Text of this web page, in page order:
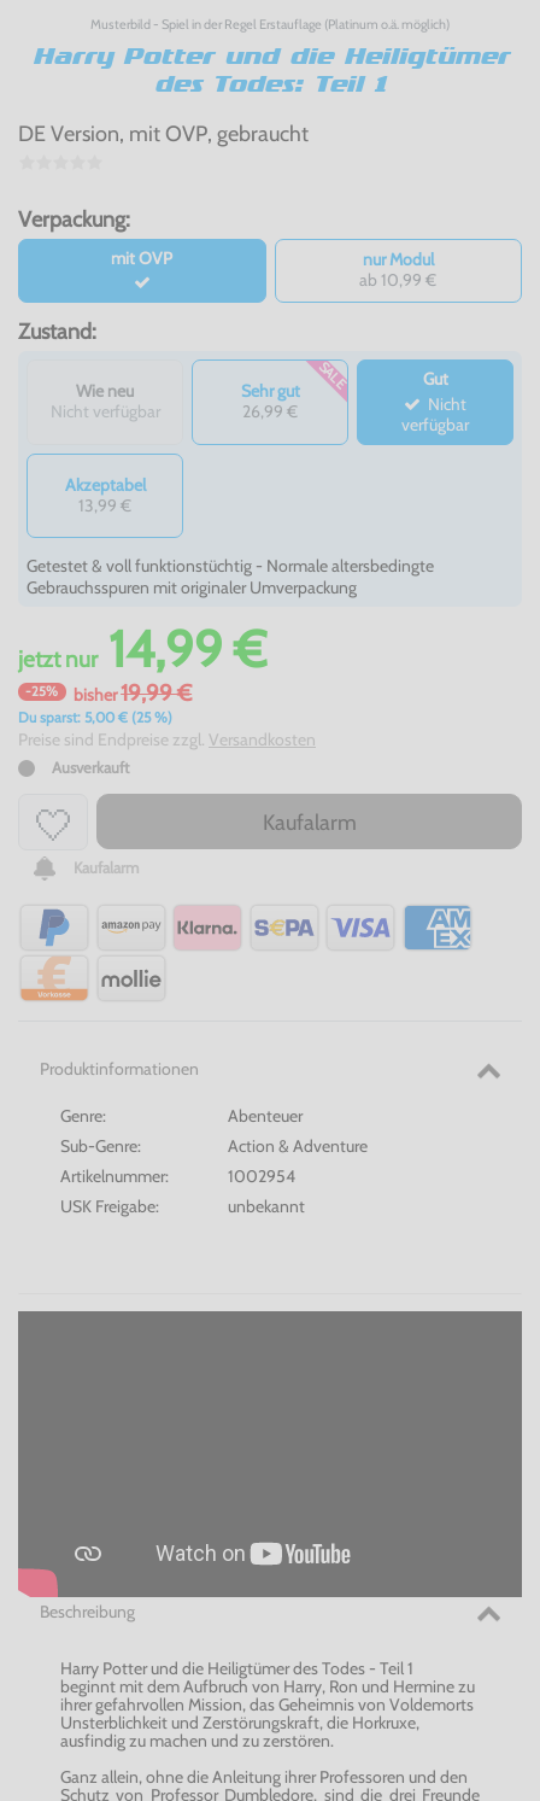
Musterbild - Spiel in der Regel Erstauflage (Platinum o.ä. möglich)
Harry Potter und die Heiligtümer
des Todes: Teil 1
DE Version, mit OVP, gebraucht
Verpackung:
mit OVP
nur Modul
ab 10,99 €
Zustand:
Wie neu
Nicht verfügbar
Sehr gut
26,99 €
SALE
Gut
verfügbar
Akzeptabel
13,99 €
Getestet & voll funktionstüchtig - Normale altersbedingte
Gebrauchsspuren mit originaler Umverpackung
jetztnur14,99 €
-25% bisher19,99 €
Du sparst: 5,00 € (25 %)
Preise sind Endpreise zzgl. Versandkosten
Ausverkauft
Kaufalarm
Kaufalarm
Produktinformationen
Genre:
Abenteuer
Sub-Genre:
Action & Adventure
Artikelnummer:
1002954
USK Freigabe:
unbekannt
Beschreibung
Harry Potter und die Heiligtümer des Todes - Teil 1
beginnt mit dem Aufbruch von Harry, Ron und Hermine zu
ihrer gefahrvollen Mission, das Geheimnis von Voldemorts
Unsterblichkeit und Zerstörungskraft, die Horkruxe,
ausfindig zu machen und zu zerstören.
Ganz allein, ohne die Anleitung ihrer Professoren und den
Schutz von Professor Dumbledore, sind die drei Freunde